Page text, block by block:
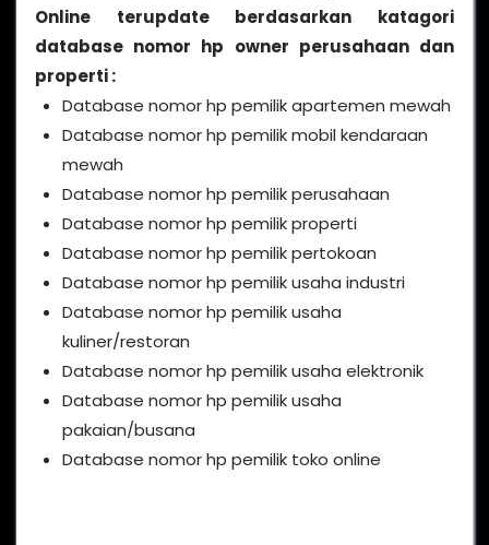
Online terupdate berdasarkan katagori
database nomor hp owner perusahaan dan
properti :
Database nomor hp pemilik apartemen mewah
Database nomor hp pemilik mobil kendaraan
mewah
Database nomor hp pemilik perusahaan
Database nomor hp pemilik properti
Database nomor hp pemilik pertokoan
Database nomor hp pemilik usaha industri
Database nomor hp pemilik usaha
kuliner/restoran
Database nomor hp pemilik usaha elektronik
Database nomor hp pemilik usaha
pakaian/busana
Database nomor hp pemilik toko online